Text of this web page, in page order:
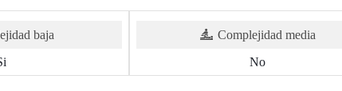
baja
Complejidad media
No